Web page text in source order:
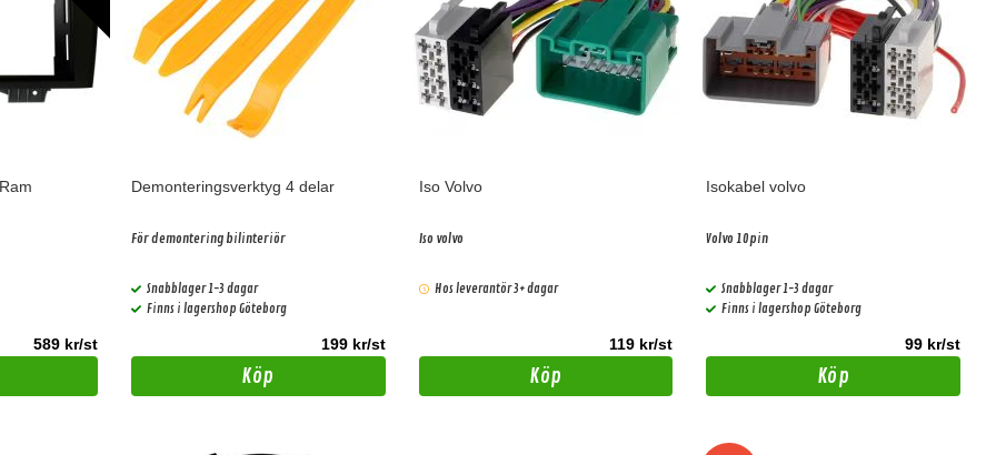
589 kr/st
Demonteringsverktyg 4 delar
För demontering bilinteriör
Snabblager 1-3 dagar
Finns i lagershop Göteborg
199 kr/st
Köp
Iso Volvo
Iso volvo
Hos leverantör 3+ dagar
119 kr/st
Köp
Isokabel volvo
Volvo 10pin
Snabblager 1-3 dagar
Finns i lagershop Göteborg
99 kr/st
Köp